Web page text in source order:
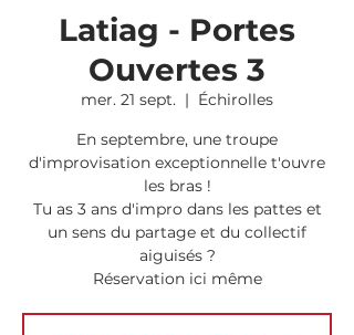
Latiag - Portes
Ouvertes 3
mer. 21 sept.
  |
Échirolles
En septembre, une troupe
d'improvisation exceptionnelle t'ouvre
les bras !
Tu as 3 ans d'impro dans les pattes et
un sens du partage et du collectif
aiguisés ?
Réservation ici même